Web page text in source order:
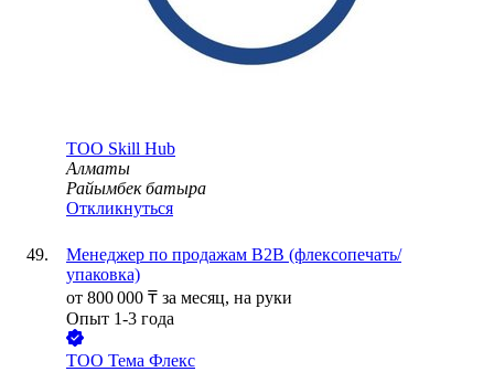
ТОО Skill Hub
Алматы
Райымбек батыра
Откликнуться
Менеджер по продажам B2B (флексопечать/
упаковка)
от 800 000 ₸ за месяц, на руки
Опыт 1-3 года
ТОО Тема Флекс